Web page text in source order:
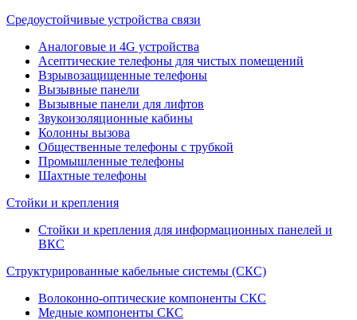
Средоустойчивые устройства связи
Аналоговые и 4G устройства
Асептические телефоны для чистых помещений
Взрывозащищенные телефоны
Вызывные панели
Вызывные панели для лифтов
Звукоизоляционные кабины
Колонны вызова
Общественные телефоны с трубкой
Промышленные телефоны
Шахтные телефоны
Стойки и крепления
Стойки и крепления для информационных панелей и
ВКС
Структурированные кабельные системы (СКС)
Волоконно-оптические компоненты СКС
Медные компоненты СКС